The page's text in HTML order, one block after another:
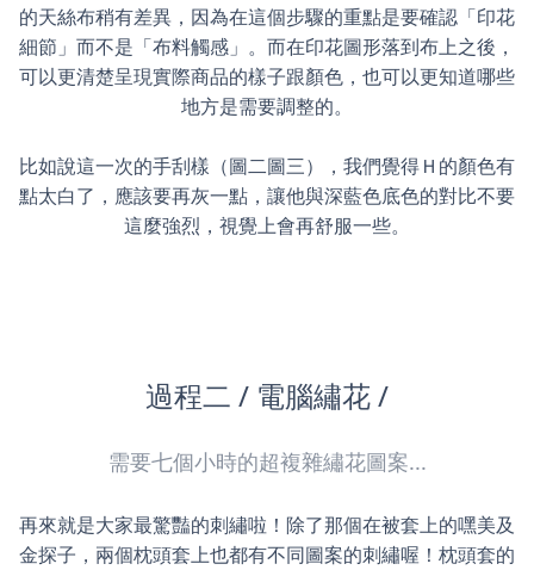
的天絲布稍有差異，因為在這個步驟的重點是要確認「印花
細節」而不是「布料觸感」。而在印花圖形落到布上之後，
可以更清楚呈現實際商品的樣子跟顏色，也可以更知道哪些
地方是需要調整的。
比如說這一次的手刮樣（圖二圖三），我們覺得Ｈ的顏色有
點太白了，應該要再灰一點，讓他與深藍色底色的對比不要
這麼強烈，視覺上會再舒服一些。
過程二 / 電腦繡花 /
需要七個小時的超複雜繡花圖案...
再來就是大家最驚豔的刺繡啦！除了那個在被套上的嘿美及
金探子，兩個枕頭套上也都有不同圖案的刺繡喔！枕頭套的